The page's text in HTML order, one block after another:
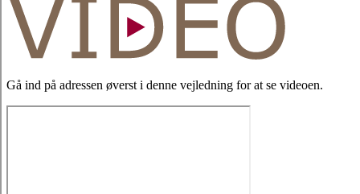
Gå ind på adressen øverst i denne vejledning for at se videoen.